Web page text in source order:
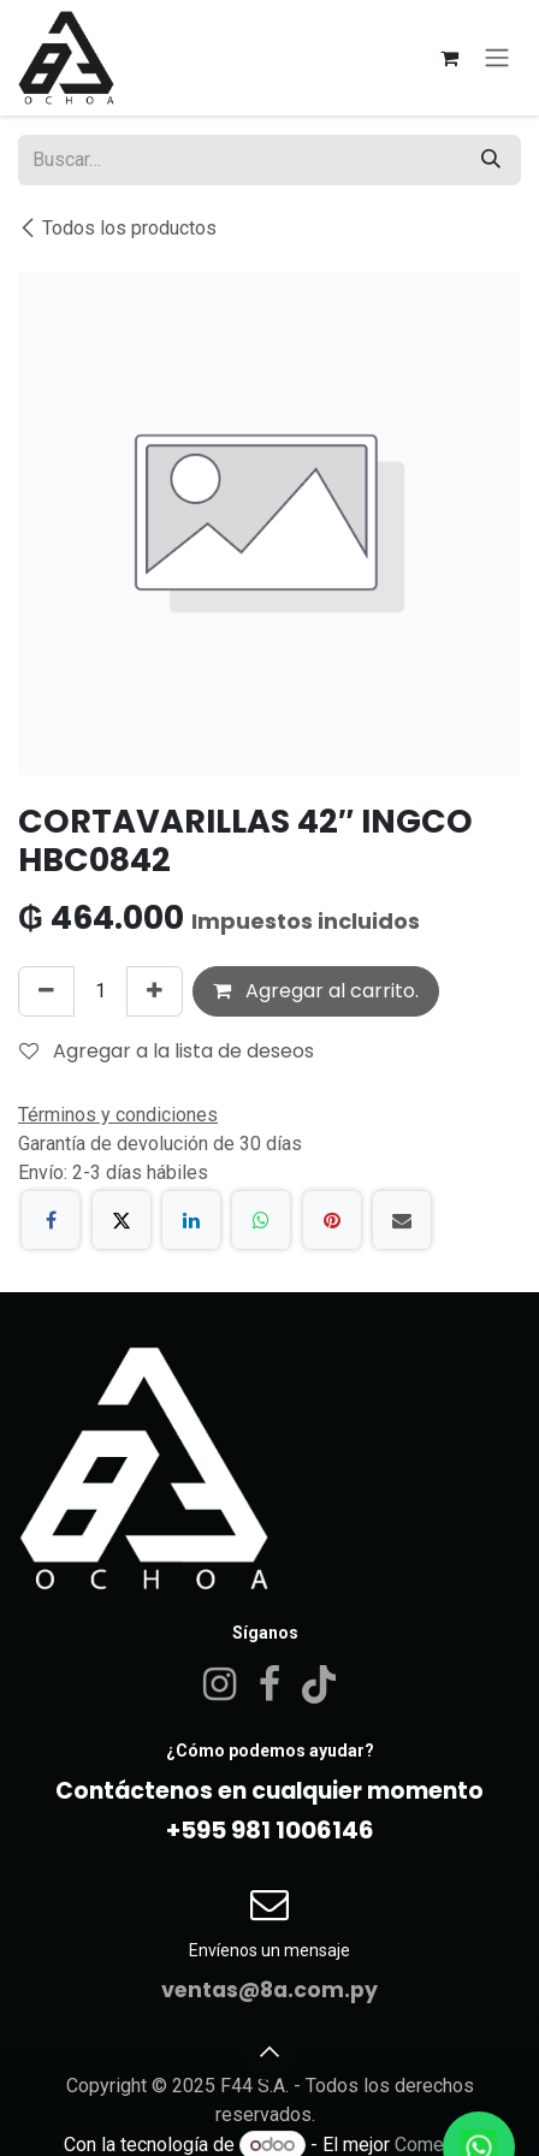
Ir al contenido
Todos los productos
CORTAVARILLAS 42″ INGCO
HBC0842
₲ 464.000 Impuestos incluidos
Agregar al carrito.
Agregar a la lista de deseos
Términos y condiciones
Garantía de devolución de 30 días
Envío: 2-3 días hábiles
Síganos
¿Cómo podemos ayudar?
Contáctenos en cualquier momento
+595 981 10061​46
Envíenos un mensaje
ventas@8a.com.py
Copyright © 2025 F44 S.A. - Todos los derechos
reservados.
Con la tecnología de
- El mejor Comercio